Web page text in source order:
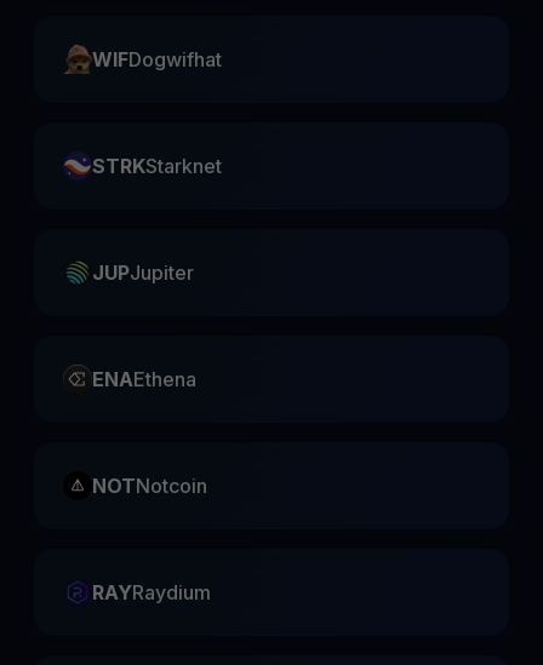
WIFDogwifhat
STRKStarknet
JUPJupiter
ENAEthena
NOTNotcoin
RAYRaydium